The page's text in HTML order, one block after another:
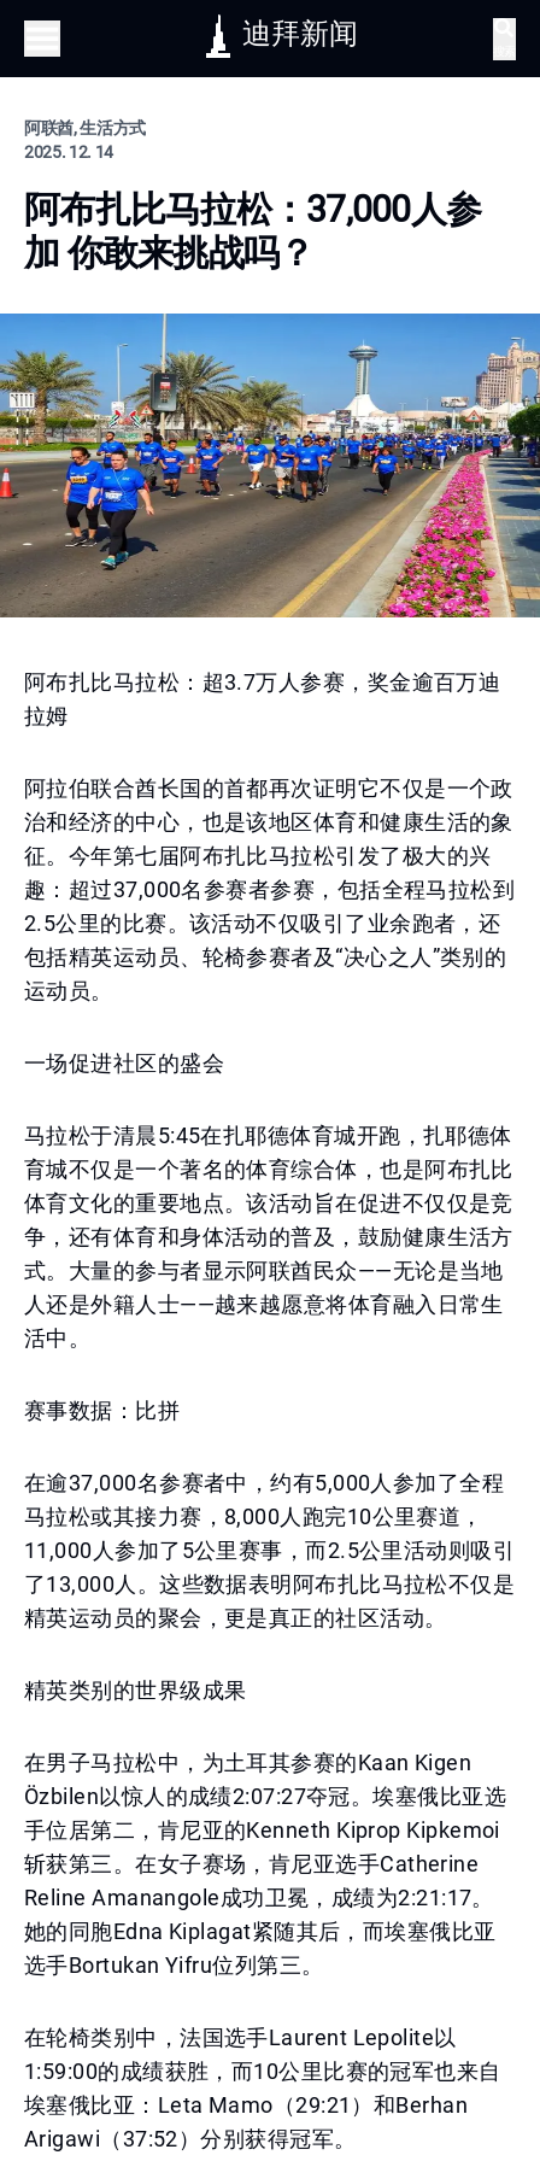
迪拜新闻
阿联酋, 生活方式
2025. 12. 14
阿布扎比马拉松：37,000人参
加 你敢来挑战吗？
阿布扎比马拉松：超3.7万人参赛，奖金逾百万迪
拉姆
阿拉伯联合酋长国的首都再次证明它不仅是一个政
治和经济的中心，也是该地区体育和健康生活的象
征。今年第七届阿布扎比马拉松引发了极大的兴
趣：超过37,000名参赛者参赛，包括全程马拉松到
2.5公里的比赛。该活动不仅吸引了业余跑者，还
包括精英运动员、轮椅参赛者及“决心之人”类别的
运动员。
一场促进社区的盛会
马拉松于清晨5:45在扎耶德体育城开跑，扎耶德体
育城不仅是一个著名的体育综合体，也是阿布扎比
体育文化的重要地点。该活动旨在促进不仅仅是竞
争，还有体育和身体活动的普及，鼓励健康生活方
式。大量的参与者显示阿联酋民众——无论是当地
人还是外籍人士——越来越愿意将体育融入日常生
活中。
赛事数据：比拼
在逾37,000名参赛者中，约有5,000人参加了全程
马拉松或其接力赛，8,000人跑完10公里赛道，
11,000人参加了5公里赛事，而2.5公里活动则吸引
了13,000人。这些数据表明阿布扎比马拉松不仅是
精英运动员的聚会，更是真正的社区活动。
精英类别的世界级成果
在男子马拉松中，为土耳其参赛的Kaan Kigen
Özbilen以惊人的成绩2:07:27夺冠。埃塞俄比亚选
手位居第二，肯尼亚的Kenneth Kiprop Kipkemoi
斩获第三。在女子赛场，肯尼亚选手Catherine
Reline Amanangole成功卫冕，成绩为2:21:17。
她的同胞Edna Kiplagat紧随其后，而埃塞俄比亚
选手Bortukan Yifru位列第三。
在轮椅类别中，法国选手Laurent Lepolite以
1:59:00的成绩获胜，而10公里比赛的冠军也来自
埃塞俄比亚：Leta Mamo（29:21）和Berhan
Arigawi（37:52）分别获得冠军。